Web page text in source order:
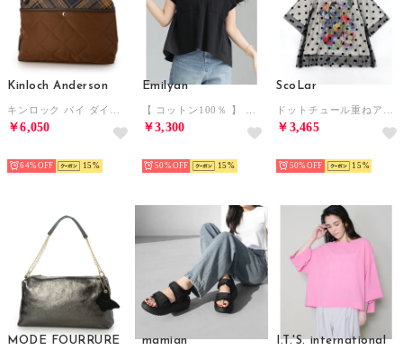
Kinloch Anderson
￥6,050
64% 15
Emilyan
￥3,300
50% 15
ScoLar
￥3,465
50% 15
MODE FOURRURE mamian I.T.'S. international